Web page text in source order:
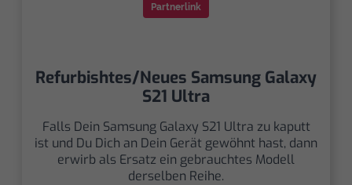
Partnerlink
Refurbishtes/Neues Samsung Galaxy
S21 Ultra
Falls Dein Samsung Galaxy S21 Ultra zu kaputt
ist und Du Dich an Dein Gerät gewöhnt hast, dann
erwirb als Ersatz ein gebrauchtes Modell
derselben Reihe.